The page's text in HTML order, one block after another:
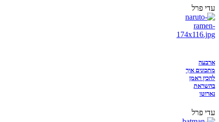
עדי פרל
ארבעה
מתכונים איך
להכין ראמן
בהשראת
נארוטו
עדי פרל